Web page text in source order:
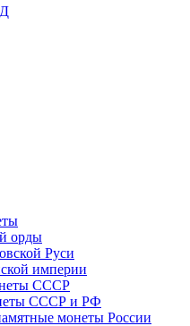
орды
Руси
империи
СССР
СССР и РФ
монеты России